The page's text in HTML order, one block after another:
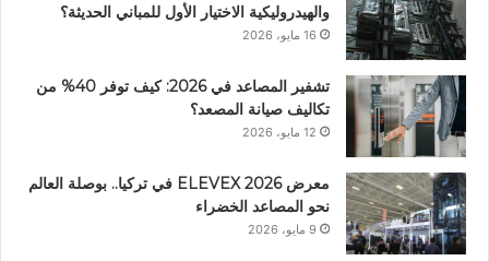
والهيدروليكية الاختيار الأول للمباني الحديثة؟
16 مايو، 2026
تشفير المصاعد في 2026: كيف توفر 40% من
تكاليف صيانة المصعد؟
12 مايو، 2026
معرض ELEVEX 2026 في تركيا.. بوصلة العالم
نحو المصاعد الخضراء
9 مايو، 2026